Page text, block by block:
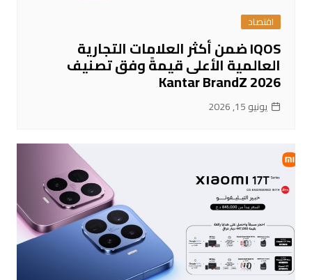
اقتصاد
IQOS ضمن أكثر العلامات التجارية
العالمية الأعلى قيمةً وفق تصنيف
Kantar BrandZ 2026
يونيو 15, 2026